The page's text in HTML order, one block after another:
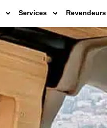
Services Revendeurs